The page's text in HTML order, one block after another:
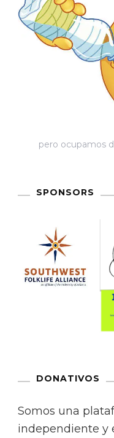
pero ocupamos
SPONSORS
DONATIVOS
Somos una
independiente y